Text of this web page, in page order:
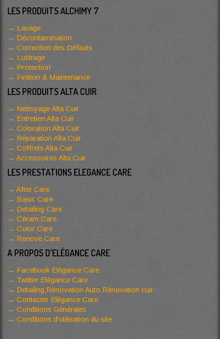
LES PRODUITS ALCHIMY 7
Lavage
Décontamination
Correction des Défauts
Lustrage
Protection
Finition & Maintenance
LES PRODUITS ALTA CUIR
Nettoyage Alta Cuir
Entretien Alta Cuir
Coloration Alta Cuir
Réparation Alta Cuir
Coffrets Alta Cuir
Accessoires Alta Cuir
LES PRESTATIONS ELEGANCE CARE
After Care
Basic Care
Detailing Care
Céram Care
Color Care
Renove Care
A PROPOS D'ELÉGANCE CARE
Facebook Elégance Care
Twitter Elégance Care
Detailing,Rénovation Auto,Rénovation cuir
Contacter Elégance Care
Conditions Générales
Conditions d’utilisation du site